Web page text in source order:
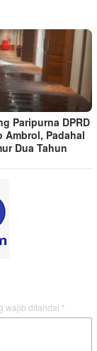
Paripurna DPRD
Ambrol, Padahal
Dua Tahun
wajib ditandai *